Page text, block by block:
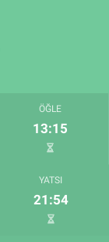
ÖĞLE
13:15
YATSI
21:54